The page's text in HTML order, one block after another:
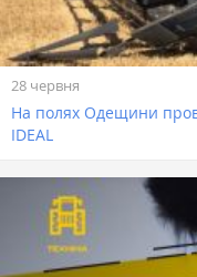
28 червня
На полях Одещини
IDEAL